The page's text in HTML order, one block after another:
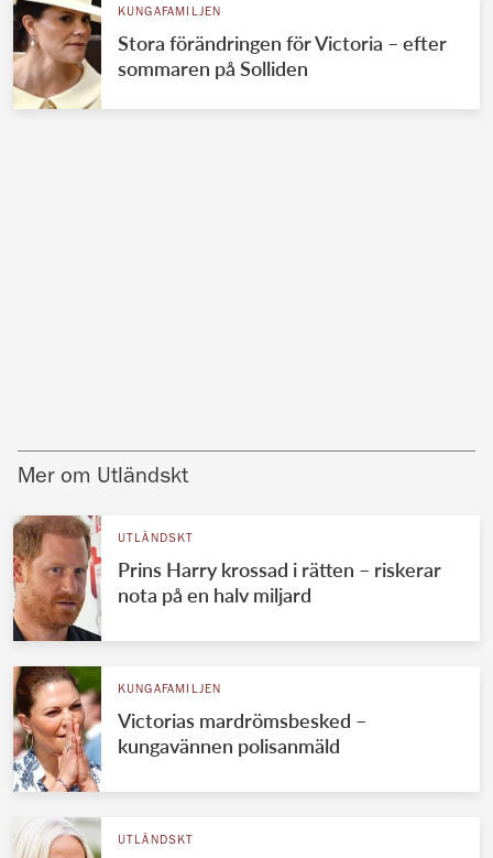
KUNGAFAMILJEN
Stora förändringen för Victoria – efter
sommaren på Solliden
Mer om Utländskt
UTLÄNDSKT
Prins Harry krossad i rätten – riskerar
nota på en halv miljard
KUNGAFAMILJEN
Victorias mardrömsbesked –
kungavännen polisanmäld
UTLÄNDSKT